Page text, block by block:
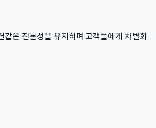
은 전문성을 유지하며 고객들에게 차별화